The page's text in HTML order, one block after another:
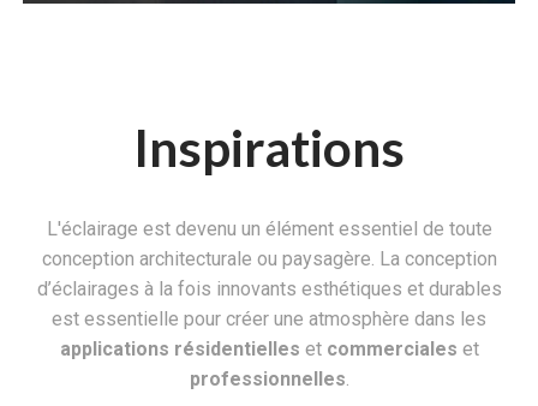
Inspirations
L'éclairage est devenu un élément essentiel de toute
conception architecturale ou paysagère. La conception
d’éclairages à la fois innovants esthétiques et durables
est essentielle pour créer une atmosphère dans les
applications résidentielles et commerciales et
professionnelles.